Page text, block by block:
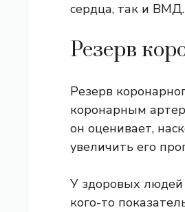
сердца, так и ВМД.
Резерв
Резерв
коронарным
он оценивает,
увеличить его
У здоровых людей
кого-то